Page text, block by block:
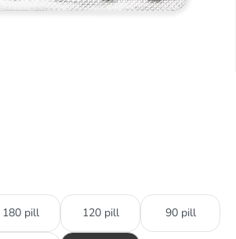
180 pill 120 pill 90 pill